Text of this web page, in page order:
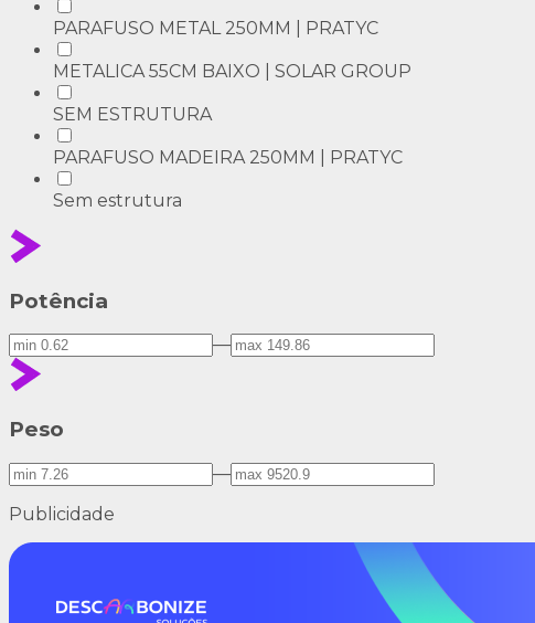
PARAFUSO METAL 250MM | PRATYC
METALICA 55CM BAIXO | SOLAR GROUP
SEM ESTRUTURA
PARAFUSO MADEIRA 250MM | PRATYC
Sem estrutura
Potência
—
Peso
—
Publicidade